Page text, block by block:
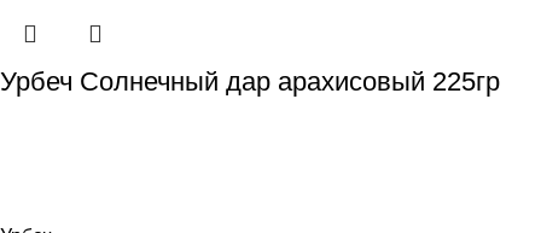
Урбеч Солнечный дар арахисовый 225гр